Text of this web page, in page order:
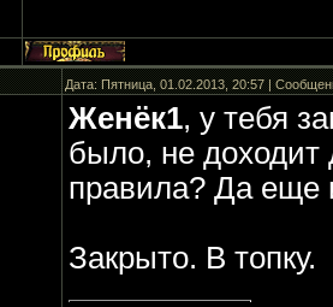
Дата: Пятница, 01.02.2013, 20:57 |
Женёк1, у тебя
было, не доходит
правила? Да еще
Закрыто. В топку.